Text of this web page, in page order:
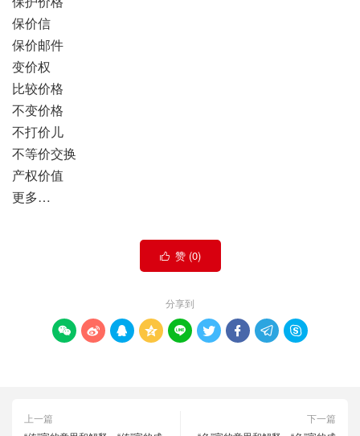
保价信
保价邮件
变价权
比较价格
不变价格
不打价儿
不等价交换
产权价值
更多…
 赞 (0)
分享到
        
上一篇
下一篇